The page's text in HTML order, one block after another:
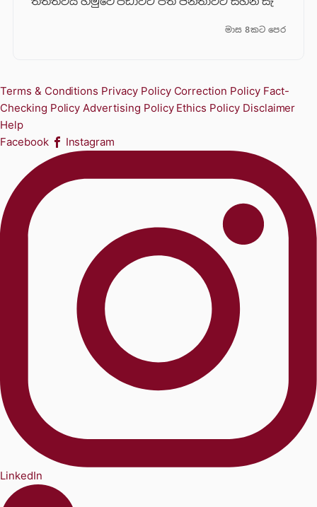
මාස 8කට පෙර
Terms & Conditions Privacy Policy Correction Policy Fact-
Checking Policy Advertising Policy Ethics Policy Disclaimer
Help
Facebook
Instagram
LinkedIn